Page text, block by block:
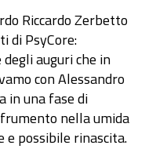
Riccardo Zerbetto
di PsyCore:
degli auguri che in
con Alessandro
in una fase di
nella umida
possibile rinascita.